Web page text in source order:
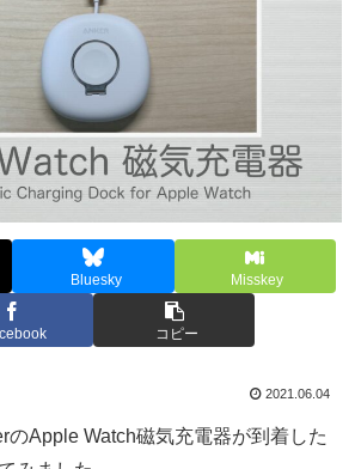
Bluesky Misskey
コピー
2021.06.04
のApple Watch磁気充電器が到着した